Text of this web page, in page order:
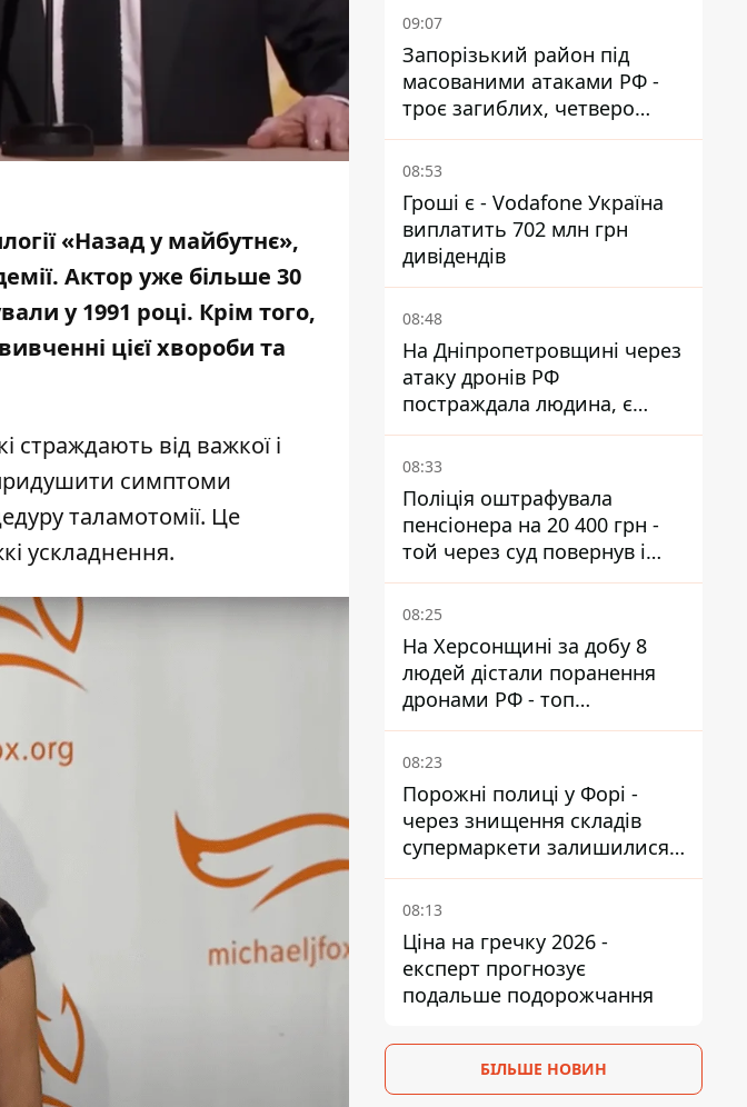
«Назад у майбутнє»,
. Актор уже більше 30
у 1991 році. Крім того,
цієї хвороби та
страждають від важкої і
симптоми
таламотомії. Це
ускладнення.
09:07
Запорізький район під
масованими атаками РФ -
троє загиблих, четверо
поранених
08:53
Гроші є - Vodafone Україна
виплатить 702 млн грн
дивідендів
08:48
На Дніпропетровщині через
атаку дронів РФ
постраждала людина, є
пожежі та пошкодження
08:33
Поліція оштрафувала
пенсіонера на 20 400 грн -
той через суд повернув і
гроші, і отримав 3 тис. грн
моральної шкоди
08:25
На Херсонщині за добу 8
людей дістали поранення
дронами РФ - топ
небезпечних районів
08:23
Порожні полиці у Форі -
через знищення складів
супермаркети залишилися
без асортименту
08:13
Ціна на гречку 2026 -
експерт прогнозує
подальше подорожчання
БІЛЬШЕ НОВИН